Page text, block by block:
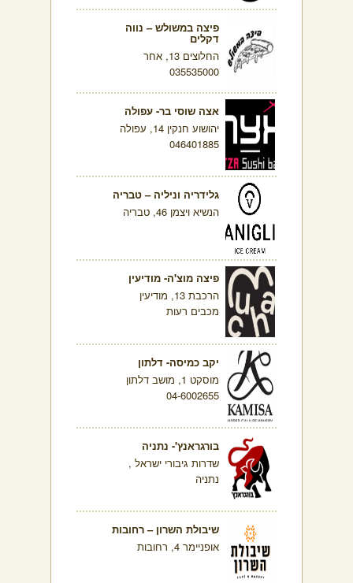
פיצה במשולש – נווה
דקלים
החלוצים 13, אחר
035535000
אצה שוסי בר- עפולה
יהושוע חנקין 14, עפולה
046401885
גלידריה וניליה – טבריה
הנשיא ויצמן 46, טבריה
פיצה מוצ'ה- מודיעין
הרכבת 13, מודיעין
מכבים רעות
יקב כמיסה- דלתון
מוסקט 1, מושב דלתון
04-6002655
בורגראנץ'- נתניה
שדרות גיבורי ישראל ,
נתניה
שיבולת השרון – רחובות
אופניימר 4, רחובות